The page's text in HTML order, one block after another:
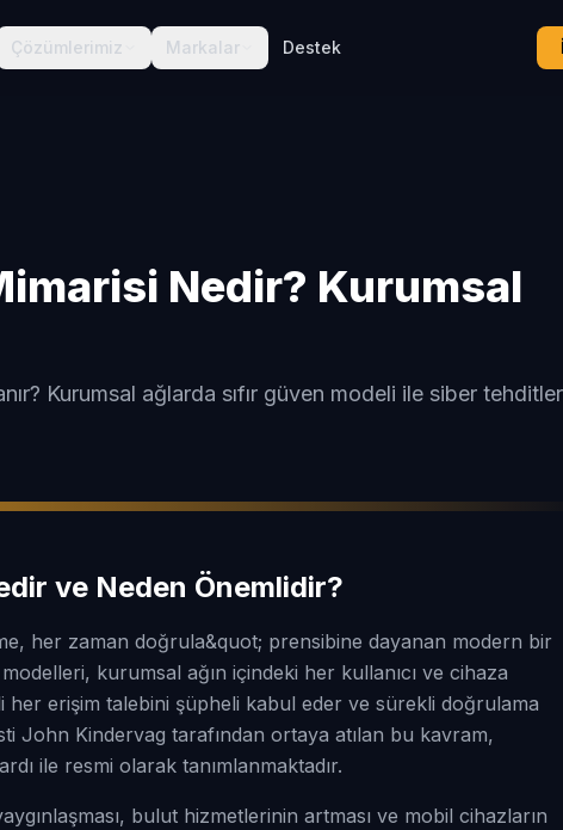
Çözümlerimiz Markalar Destek
Nedir? Kurumsal
Kurumsal ağlarda sıfır güven modeli ile siber
ve Neden Önemlidir?
her zaman doğrula&quot; prensibine dayanan modern bir
kurumsal ağın içindeki her kullanıcı ve cihaza
erişim talebini şüpheli kabul eder ve sürekli doğrulama
John Kindervag tarafından ortaya atılan bu kavram,
ile resmi olarak tanımlanmaktadır.
bulut hizmetlerinin artması ve mobil cihazların